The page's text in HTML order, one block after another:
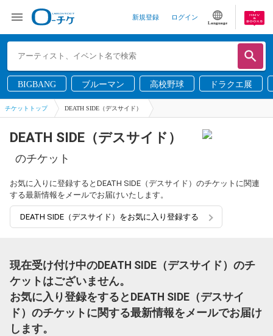
新規登録 ログイン
Language
BIGBANG ブルーマン 高校野球 ドラクエ展
チケットトップ DEATH SIDE（デスサイド）
DEATH SIDE（デスサイド）
のチケット
お気に入りに登録するとDEATH SIDE（デスサイド）のチケットに関連
する最新情報をメールでお届けいたします。
DEATH SIDE（デスサイド）をお気に入り登録する
現在受け付け中のDEATH SIDE（デスサイド）のチ
ケットはございません。
お気に入り登録をするとDEATH SIDE（デスサイ
ド）のチケットに関する最新情報をメールでお届け
します。